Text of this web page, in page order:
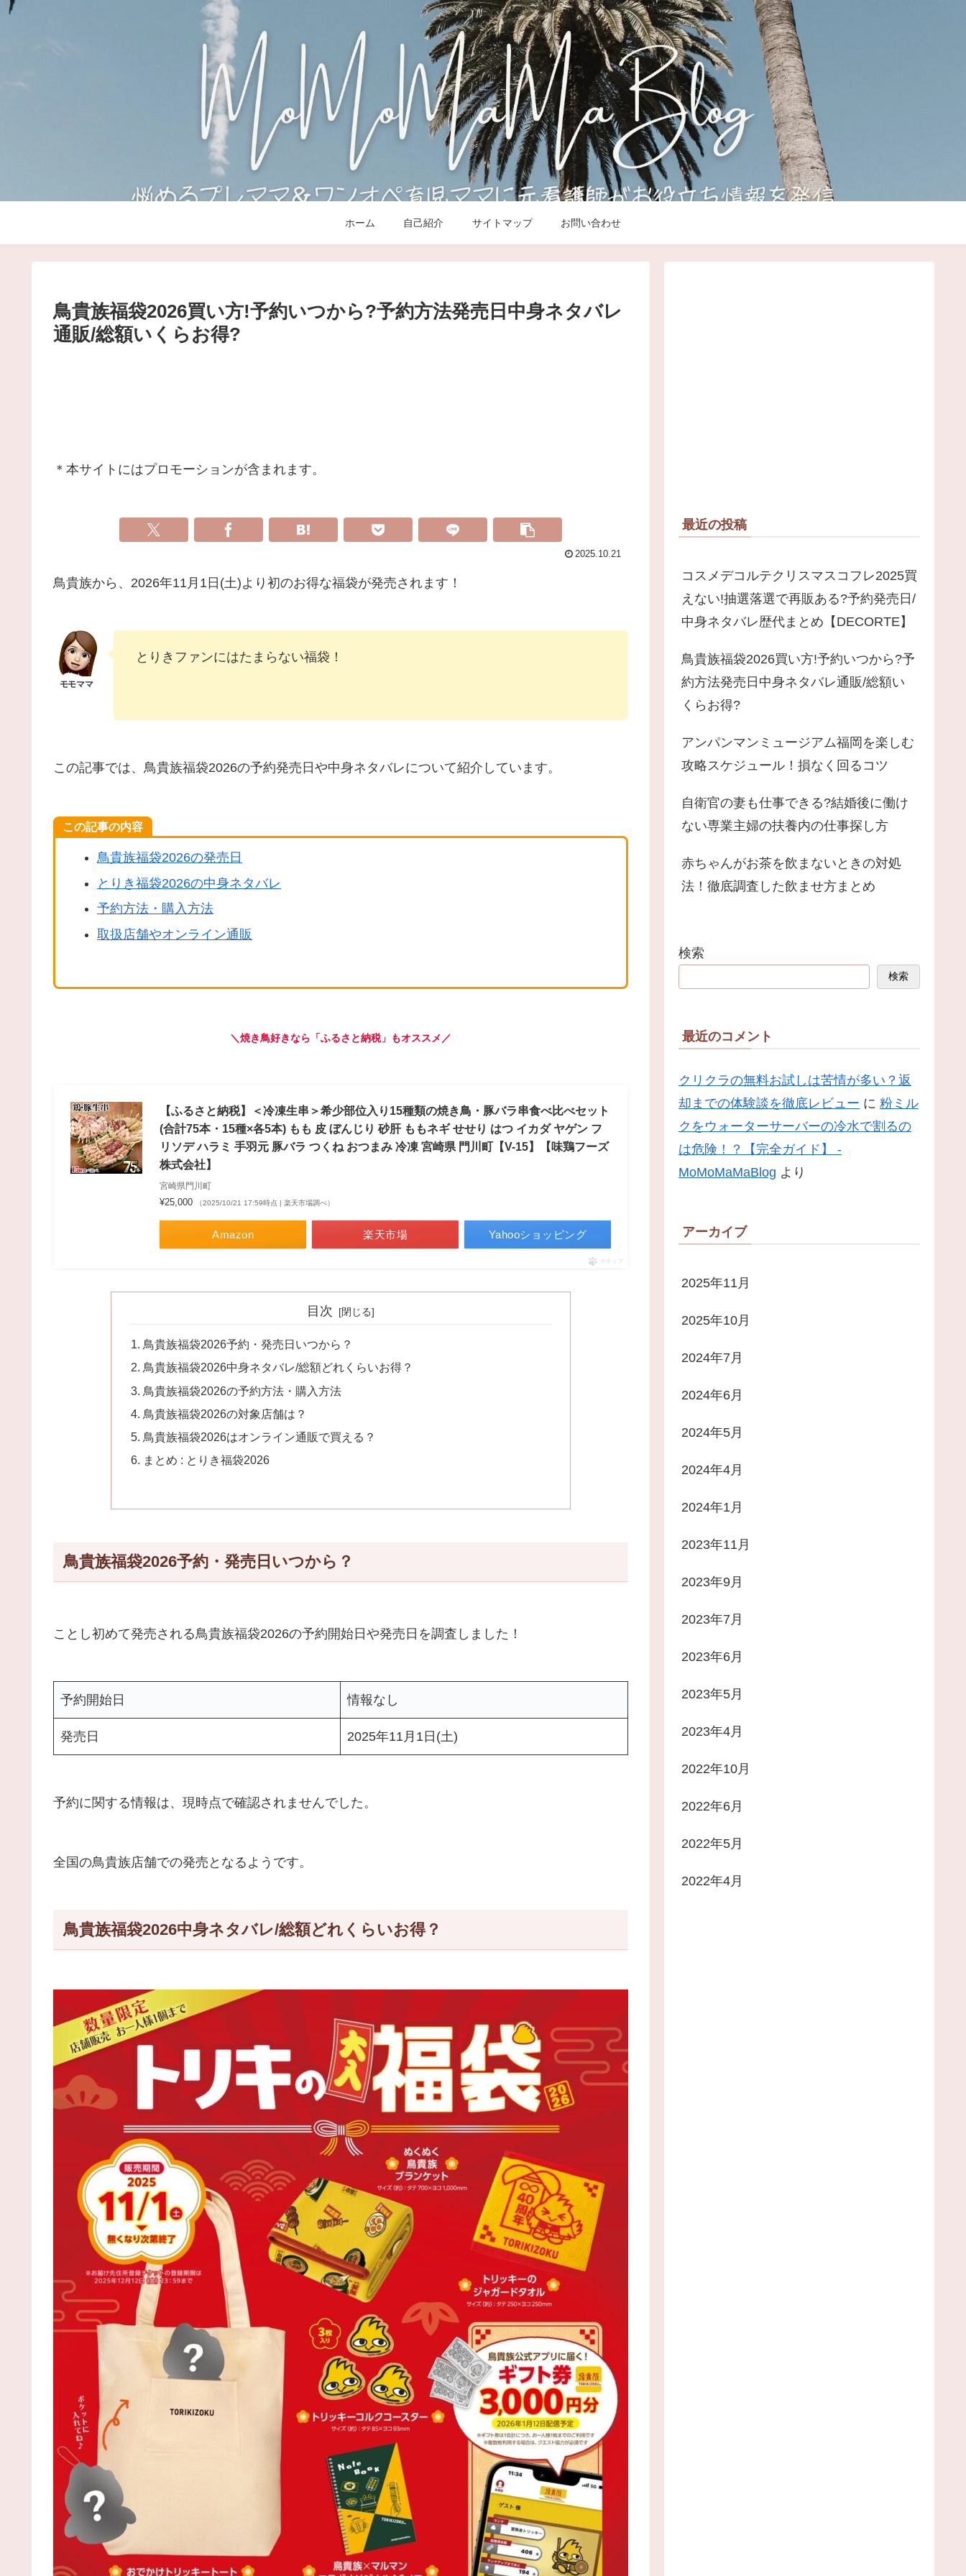
ホーム 自己紹介 サイトマップ お問い合わせ
鳥貴族福袋2026買い方!予約いつから?予約方法発売日中身ネタバレ
通販/総額いくらお得?
＊本サイトにはプロモーションが含まれます。
2025.10.21
鳥貴族から、2026年11月1日(土)より初のお得な福袋が発売されます！
とりきファンにはたまらない福袋！
この記事では、鳥貴族福袋2026の予約発売日や中身ネタバレについて紹介しています。
この記事の内容
鳥貴族福袋2026の発売日
とりき福袋2026の中身ネタバレ
予約方法・購入方法
取扱店舗やオンライン通販
＼焼き鳥好きなら「ふるさと納税」もオススメ／
【ふるさと納税】＜冷凍生串＞希少部位入り15種類の焼き鳥・豚バラ串食べ比べセット
(合計75本・15種×各5本) もも 皮 ぼんじり 砂肝 ももネギ せせり はつ イカダ ヤゲン フ
リソデ ハラミ 手羽元 豚バラ つくね おつまみ 冷凍 宮崎県 門川町【V-15】【味鶏フーズ
株式会社】
宮崎県門川町
¥25,000 （2025/10/21 17:59時点 | 楽天市場調べ）
Amazon 楽天市場 Yahooショッピング
ポチップ
目次
鳥貴族福袋2026予約・発売日いつから？
鳥貴族福袋2026中身ネタバレ/総額どれくらいお得？
鳥貴族福袋2026の予約方法・購入方法
鳥貴族福袋2026の対象店舗は？
鳥貴族福袋2026はオンライン通販で買える？
まとめ : とりき福袋2026
鳥貴族福袋2026予約・発売日いつから？
ことし初めて発売される鳥貴族福袋2026の予約開始日や発売日を調査しました！
予約開始日 情報なし
発売日 2025年11月1日(土)
予約に関する情報は、現時点で確認されませんでした。
全国の鳥貴族店舗での発売となるようです。
鳥貴族福袋2026中身ネタバレ/総額どれくらいお得？
最近の投稿
コスメデコルテクリスマスコフレ2025買
えない!抽選落選で再販ある?予約発売日/
中身ネタバレ歴代まとめ【DECORTE】
鳥貴族福袋2026買い方!予約いつから?予
約方法発売日中身ネタバレ通販/総額い
くらお得?
アンパンマンミュージアム福岡を楽しむ
攻略スケジュール！損なく回るコツ
自衛官の妻も仕事できる?結婚後に働け
ない専業主婦の扶養内の仕事探し方
赤ちゃんがお茶を飲まないときの対処
法！徹底調査した飲ませ方まとめ
検索
検索
最近のコメント
クリクラの無料お試しは苦情が多い？返
却までの体験談を徹底レビュー に 粉ミル
クをウォーターサーバーの冷水で割るの
は危険！？【完全ガイド】 -
MoMoMaMaBlog より
アーカイブ
2025年11月
2025年10月
2024年7月
2024年6月
2024年5月
2024年4月
2024年1月
2023年11月
2023年9月
2023年7月
2023年6月
2023年5月
2023年4月
2022年10月
2022年6月
2022年5月
2022年4月